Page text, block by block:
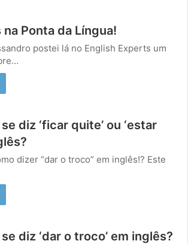
Ponta da Língua!
postei lá no English Experts um
diz ‘ficar quite’ ou ‘estar
dizer “dar o troco” em inglês!? Este
diz ‘dar o troco’ em inglês?